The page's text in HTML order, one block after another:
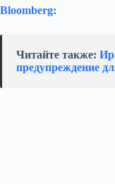
Bloomberg:
Читайте также:
предупреждение